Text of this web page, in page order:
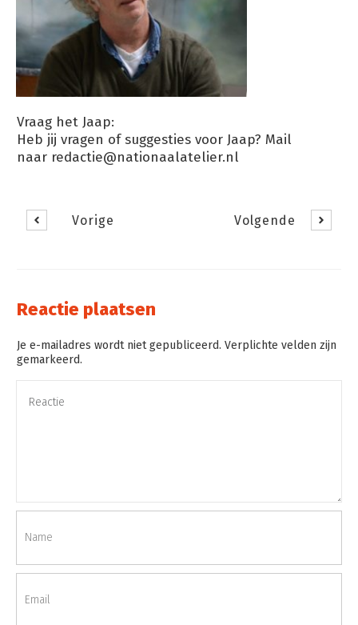
Vraag het Jaap:
Heb jij vragen of suggesties voor Jaap? Mail
naar redactie@nationaalatelier.nl
Vorige Volgende
Reactie plaatsen
Je e-mailadres wordt niet gepubliceerd. Verplichte velden zijn
gemarkeerd.